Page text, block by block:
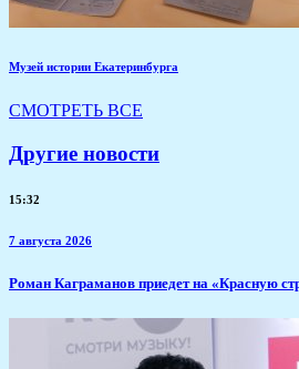
Музей истории Екатеринбурга
СМОТРЕТЬ ВСЕ
Другие новости
15:32
7 августа 2026
​Роман Каграманов приедет на «Красную